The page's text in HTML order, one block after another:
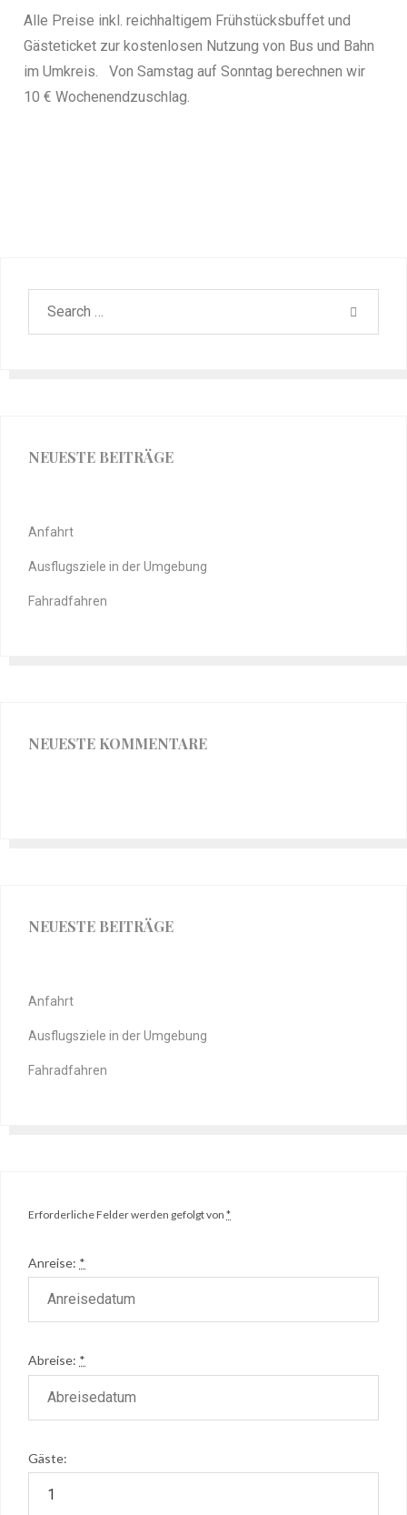
Alle Preise inkl. reichhaltigem Frühstücksbuffet und
Gästeticket zur kostenlosen Nutzung von Bus und Bahn
im Umkreis. Von Samstag auf Sonntag berechnen wir
10 € Wochenendzuschlag.
NEUESTE BEITRÄGE
Anfahrt
Ausflugsziele in der Umgebung
Fahradfahren
NEUESTE KOMMENTARE
NEUESTE BEITRÄGE
Anfahrt
Ausflugsziele in der Umgebung
Fahradfahren
Erforderliche Felder werden gefolgt von *
Anreise: *
Abreise: *
Gäste: